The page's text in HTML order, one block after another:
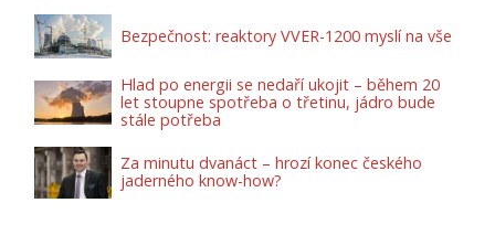
Bezpečnost: reaktory VVER-1200 myslí na vše
Hlad po energii se nedaří ukojit – během 20
let stoupne spotřeba o třetinu, jádro bude
stále potřeba
Za minutu dvanáct – hrozí konec českého
jaderného know-how?